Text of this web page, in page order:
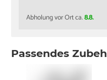
Abholung vor Ort ca.8.8.
Passendes